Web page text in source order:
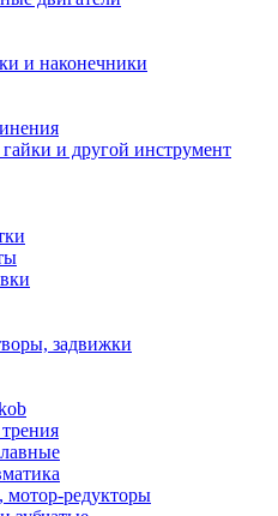
и наконечники
и другой инструмент
задвижки
мотор-редукторы